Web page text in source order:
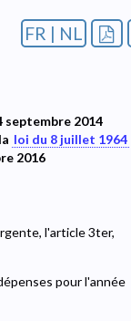
FR | NL
septembre 2014
loi du 8 juillet 1964
2016
l'article 3ter,
pour l'année